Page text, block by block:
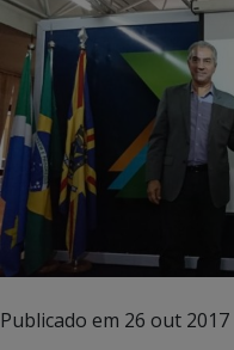
Publicado em 26 out 2017